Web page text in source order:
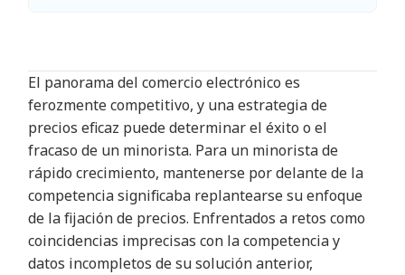
El panorama del comercio electrónico es
ferozmente competitivo, y una estrategia de
precios eficaz puede determinar el éxito o el
fracaso de un minorista. Para un minorista de
rápido crecimiento, mantenerse por delante de la
competencia significaba replantearse su enfoque
de la fijación de precios. Enfrentados a retos como
coincidencias imprecisas con la competencia y
datos incompletos de su solución anterior,